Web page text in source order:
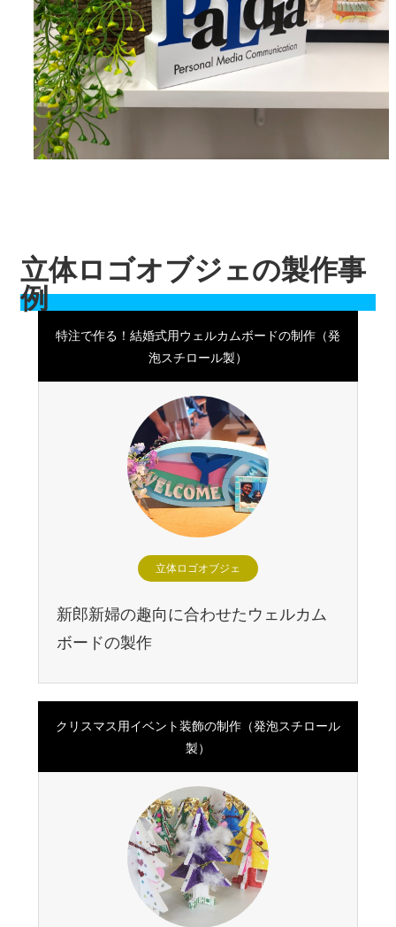
立体ロゴオブジェの製作事
例
特注で作る！結婚式用ウェルカムボードの制作（発
泡スチロール製）
立体ロゴオブジェ
新郎新婦の趣向に合わせたウェルカム
ボードの製作
クリスマス用イベント装飾の制作（発泡スチロール
製）